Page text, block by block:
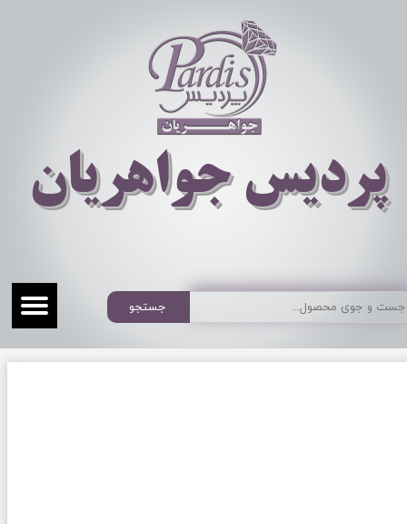
​​​​پردیس جواهریان
جستجو